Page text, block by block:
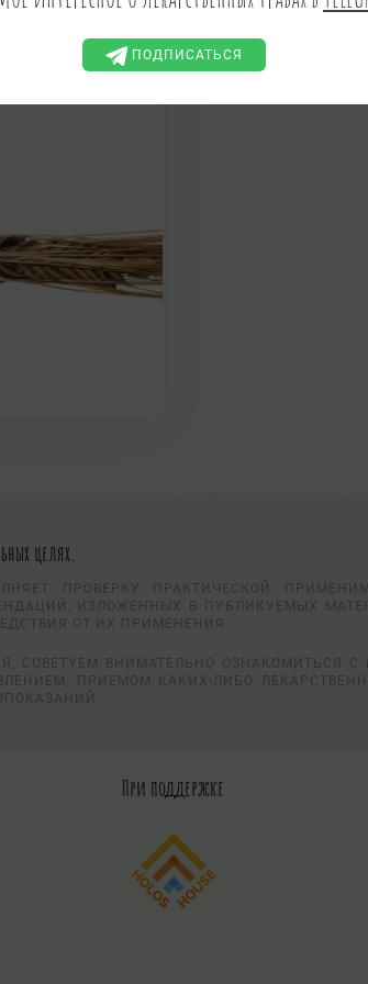
ЧЕРНЫЕ РОЖКИ,
БАРАШКИ,
СПОРЫНЬ
целях.
ПРОВЕРКУ ПРАКТИЧЕСКОЙ
ИЗЛОЖЕННЫХ В ПУБЛИКУЕМЫХ
ОТ ИХ ПРИМЕНЕНИЯ.
СОВЕТУЕМ ВНИМАТЕЛЬНО ОЗНАКОМИТЬСЯ
ПРИЕМОМ КАКИХ-ЛИБО
При поддержке
ПОДПИСАТЬСЯ